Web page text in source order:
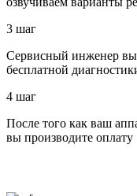
3 шаг
Сервисный инженер
бесплатной
4 шаг
После того как ваш
вы производите оплату